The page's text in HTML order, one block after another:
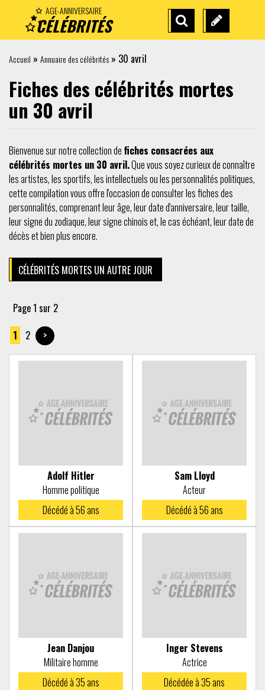
AGE-ANNIVERSAIRE
CÉLÉBRITÉS
RECHERCHE SUGGÉREZ
Accueil » Annuaire des célébrités » 30 avril
Fiches des célébrités mortes
un 30 avril
Bienvenue sur notre collection de fiches consacrées aux
célébrités mortes un 30 avril.Que vous soyez curieux de connaître
les artistes, les sportifs, les intellectuels ou les personnalités politiques,
cette compilation vous offre l'occasion de consulter les fiches des
personnalités, comprenant leur âge, leur date d'anniversaire, leur taille,
leur signe du zodiaque, leur signe chinois et, le cas échéant, leur date de
décès et bien plus encore.
CÉLÉBRITÉS MORTES UN AUTRE JOUR
Page 1 sur 2
1
2 >
Adolf Hitler
Homme politique
Décédé à56 ans
Sam Lloyd
Acteur
Décédé à56 ans
Jean Danjou
Militaire homme
Décédé à35 ans
Inger Stevens
Actrice
Décédée à35 ans